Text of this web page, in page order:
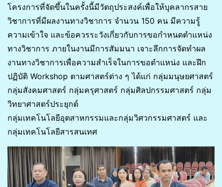
โครงการที่จัดขึ้นในครั้งนี้มีวัตถุประสงค์เพื่อให้บุคลากรสาย
วิชาการที่มีผลงานทางวิชาการ จำนวน 150 คน มีความรู้
ความเข้าใจ และข้อควรระวังเกี่ยวกับการขอกำหนดตำแหน่ง
ทางวิชาการ ภายในงานมีการสัมมนา เจาะลึกการจัดทำผล
งานทางวิชาการเพื่อความสำเร็จในการขอตำแหน่ง และฝึก
ปฏิบัติ Workshop ตามศาสตร์ต่าง ๆ ได้แก่ กลุ่มมนุษยศาสตร์
กลุ่มสังคมศาสตร์ กลุ่มครุศาสตร์ กลุ่มศิลปกรรมศาสตร์ กลุ่ม
วิทยาศาสตร์ประยุกต์
กลุ่มเทคโนโลยีอุตสาหกรรมและกลุ่มวิศวกรรมศาสตร์ และ
กลุ่มเทคโนโลยีสารสนเทศ